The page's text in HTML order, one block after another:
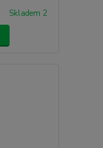
Skladem 2